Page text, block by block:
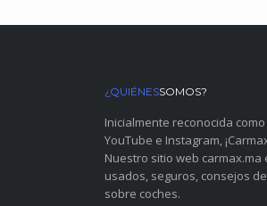
¿QUIÉNESSOMOS?
Inicialmente reconocida
YouTube e Instagram,
Nuestro sitio web
usados, seguros, consejos
sobre coches.